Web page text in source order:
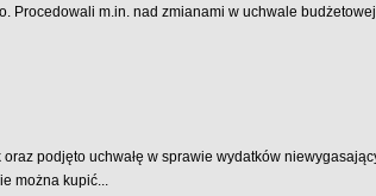
Procedowali m.in. nad zmianami w uchwale
podjęto uchwałę w sprawie wydatków
można kupić...